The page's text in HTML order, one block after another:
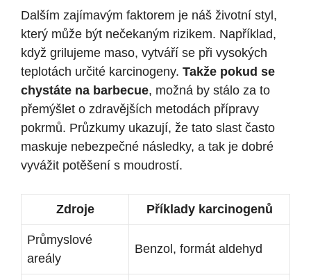
Dalším zajímavým faktorem je náš životní styl,
který může být nečekaným rizikem. Například,
když grilujeme maso, vytváří se při vysokých
teplotách určité karcinogeny. Takže pokud se
chystáte na barbecue, možná by stálo za to
přemýšlet o zdravějších metodách přípravy
pokrmů. Průzkumy ukazují, že tato slast často
maskuje nebezpečné následky, a tak je dobré
vyvážit potěšení s moudrostí.
Zdroje Příklady karcinogenů
Průmyslové
areály
Benzol, formát aldehyd